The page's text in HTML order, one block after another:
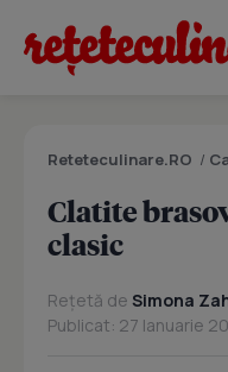
Reteteculinare.RO /
Clatite
clasic
Rețetă de Simona
Publicat: 27 Ianuarie